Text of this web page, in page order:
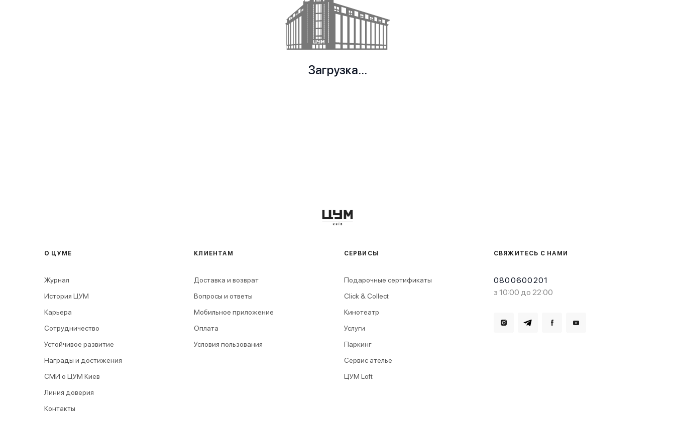
Загрузка...
СВЯЖИТЕСЬ С НАМИ
0800600201
з 10:00 до 22:00
О ЦУМЕ
Журнал
История ЦУМ
Карьера
Сотрудничество
Устойчивое развитие
Награды и достижения
СМИ о ЦУМ Киев
Линия доверия
Контакты
КЛИЕНТАМ
Доставка и возврат
Вопросы и ответы
Мобильное приложение
Оплата
Условия пользования
СЕРВИСЫ
Подарочные сертификаты
Click & Collect
Кинотеатр
Услуги
Паркинг
Сервис ателье
ЦУМ Loft